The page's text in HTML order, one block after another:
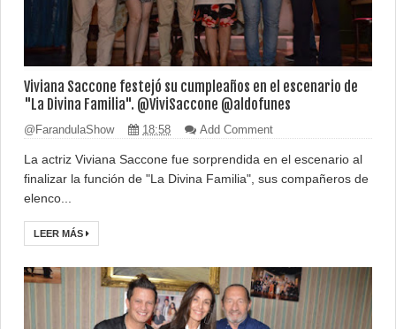
Viviana Saccone festejó su cumpleaños en el escenario de
"La Divina Familia". @ViviSaccone @aldofunes
@FarandulaShow 18:58 Add Comment
La actriz Viviana Saccone fue sorprendida en el escenario al
finalizar la función de "La Divina Familia", sus compañeros de
elenco...
LEER MÁS